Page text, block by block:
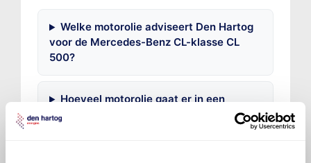
Welke motorolie adviseert Den Hartog
voor de Mercedes-Benz CL-klasse CL
500?
Hoeveel motorolie gaat er in een
Mercedes-Benz CL-klasse?